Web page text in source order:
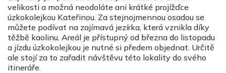
velikosti a možná neodoláte ani krátké projížďce
úzkokolejkou Kateřinou. Za stejnojmennou osadou se
můžete podívat na zajímavá jezírka, která vznikla díky
těžbě kaolinu. Areál je přístupný od března do listopadu
a jízdu úzkokolejkou je nutné si předem objednat. Určitě
ale stojí za to zařadit návštěvu této lokality do svého
itineráře.